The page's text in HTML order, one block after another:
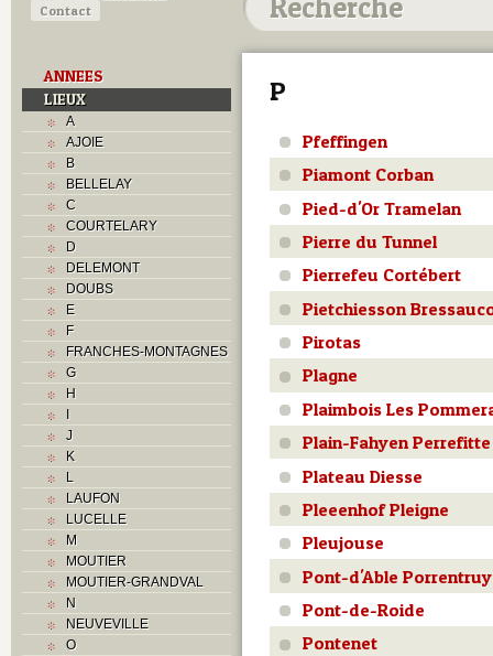
Contact
ANNEES
LIEUX
A
AJOIE
B
BELLELAY
C
COURTELARY
D
DELEMONT
DOUBS
E
F
FRANCHES-MONTAGNES
G
H
I
J
K
L
LAUFON
LUCELLE
M
MOUTIER
MOUTIER-GRANDVAL
N
NEUVEVILLE
O
P
Pfeffingen
Piamont Corban
Pied-d'Or Tramelan
Pierre du Tunnel
Pierrefeu Cortébert
Pietchiesson
Pirotas
Plagne
Plaimbois Les
Plain-Fahyen Perrefitte
Plateau Diesse
Pleeenhof Pleigne
Pleujouse
Pont-d'Able Porrentruy
Pont-de-Roide
Pontenet